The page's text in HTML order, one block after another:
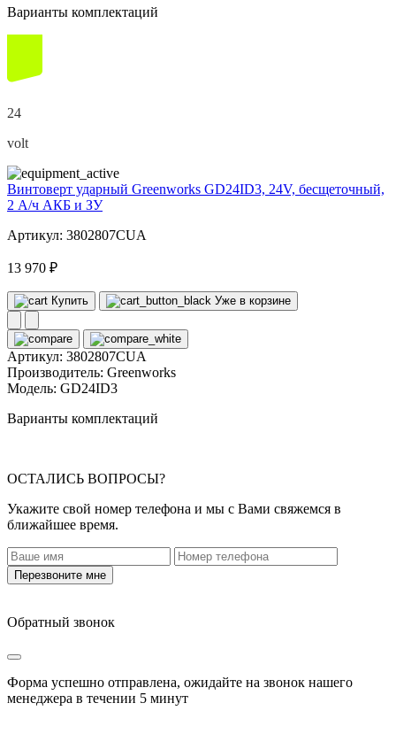
Варианты комплектаций
24
volt
Винтоверт ударный Greenworks GD24ID3, 24V, бесщеточный,
2 А/ч АКБ и ЗУ
Артикул: 3802807CUA
13 970 ₽
Купить Уже в корзине
Артикул: 3802807CUA
Производитель: Greenworks
Модель: GD24ID3
Варианты комплектаций
ОСТАЛИСЬ ВОПРОСЫ?
Укажите свой номер телефона и мы с Вами свяжемся в
ближайшее время.
Перезвоните мне
Обратный звонок
Форма успешно отправлена, ожидайте на звонок нашего
менеджера в течении 5 минут